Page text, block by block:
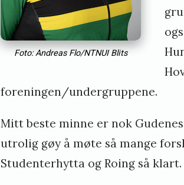
Foto: Andreas Flo/NTNUI Blits
foreningen/undergruppene.
Mitt beste minne er nok
utrolig gøy å møte så mange
Studenterhytta og Roing så klart.